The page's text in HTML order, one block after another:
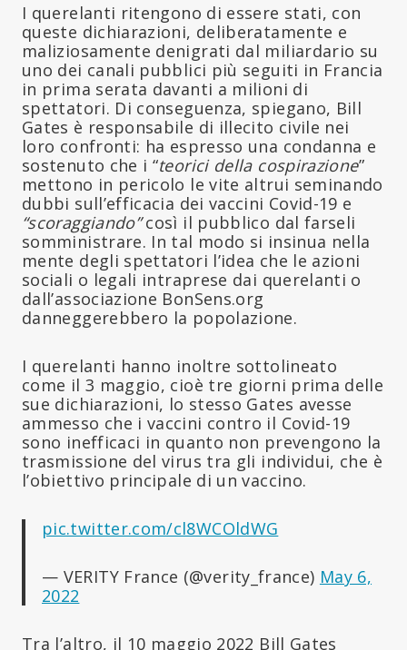
I querelanti ritengono di essere stati, con
queste dichiarazioni, deliberatamente e
maliziosamente denigrati dal miliardario su
uno dei canali pubblici più seguiti in Francia
in prima serata davanti a milioni di
spettatori. Di conseguenza, spiegano, Bill
Gates è responsabile di illecito civile nei
loro confronti: ha espresso una condanna e
sostenuto che i “teorici della cospirazione”
mettono in pericolo le vite altrui seminando
dubbi sull’efficacia dei vaccini Covid-19 e
“scoraggiando”così il pubblico dal farseli
somministrare. In tal modo si insinua nella
mente degli spettatori l’idea che le azioni
sociali o legali intraprese dai querelanti o
dall’associazione BonSens.org
danneggerebbero la popolazione.
I querelanti hanno inoltre sottolineato
come il 3 maggio, cioè tre giorni prima delle
sue dichiarazioni, lo stesso Gates avesse
ammesso che i vaccini contro il Covid-19
sono inefficaci in quanto non prevengono la
trasmissione del virus tra gli individui, che è
l’obiettivo principale di un vaccino.
pic.twitter.com/cl8WCOldWG
— VERITY France (@verity_france) May 6,
2022
Tra l’altro, il 10 maggio 2022 Bill Gates